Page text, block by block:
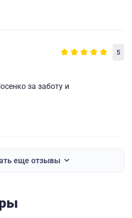
5
за заботу и
еще отзывы